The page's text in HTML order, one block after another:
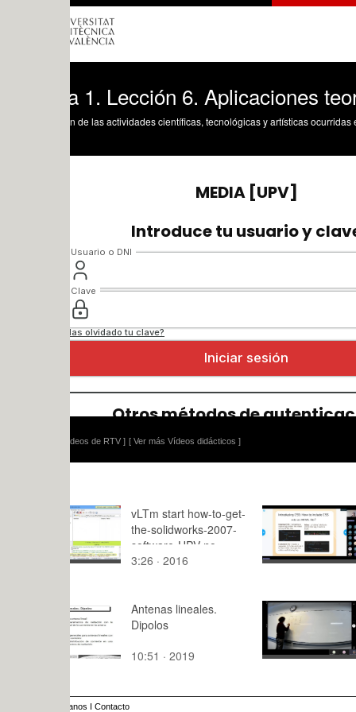
1. Lección 6. Aplicaciones teorema
de las actividades científicas, tecnológicas y artísticas ocurridas en los tres
[ Ver más Vídeos didácticos ]
vLTm start how-to-get-
the-solidworks-2007-
software-UPV no-
audio
3:26 · 2016
22-10-
148:35 ·
Antenas lineales.
Dipolos
10:51 · 2019
Régimen
Ejercicios
72:24 ·